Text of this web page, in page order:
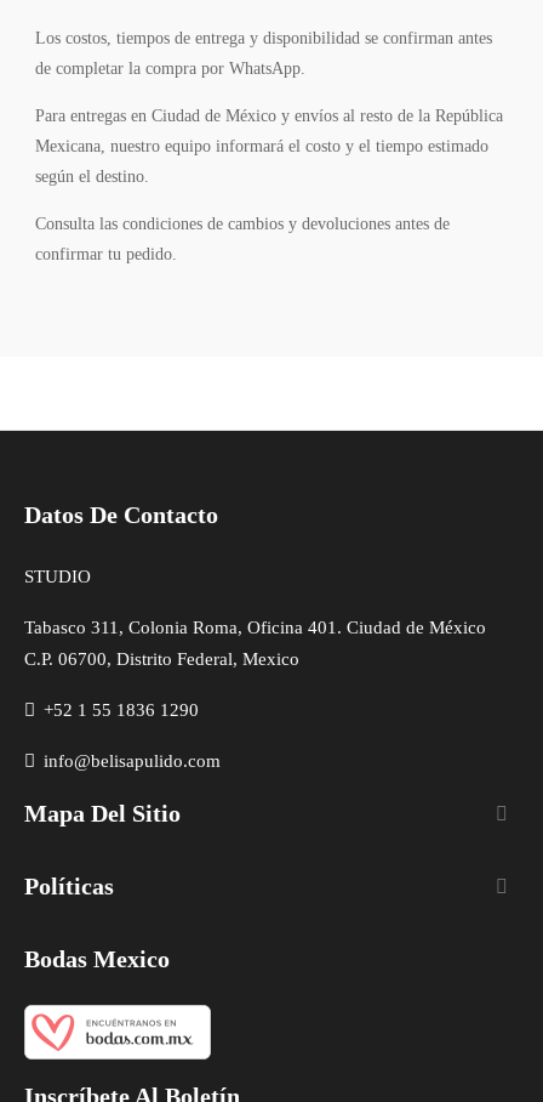
Los costos, tiempos de entrega y disponibilidad se confirman antes
de completar la compra por WhatsApp.
Para entregas en Ciudad de México y envíos al resto de la República
Mexicana, nuestro equipo informará el costo y el tiempo estimado
según el destino.
Consulta las condiciones de cambios y devoluciones antes de
confirmar tu pedido.
Datos De Contacto
STUDIO
Tabasco 311, Colonia Roma, Oficina 401. Ciudad de México
C.P. 06700, Distrito Federal, Mexico
+52 1 55 1836 1290
info@belisapulido.com
Mapa Del Sitio 
Políticas 
Bodas Mexico
Inscríbete Al Boletín